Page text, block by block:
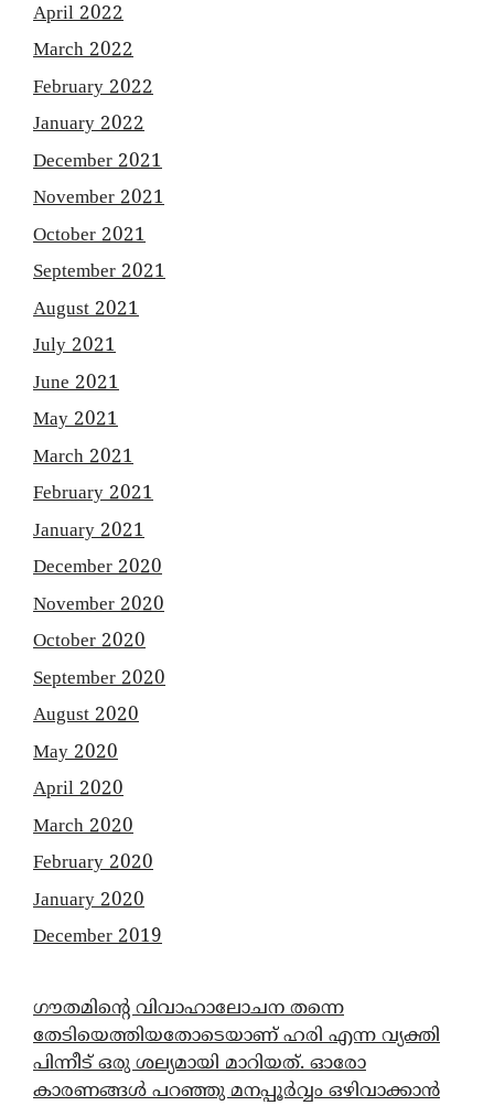
April 2022
March 2022
February 2022
January 2022
December 2021
November 2021
October 2021
September 2021
August 2021
July 2021
June 2021
May 2021
March 2021
February 2021
January 2021
December 2020
November 2020
October 2020
September 2020
August 2020
May 2020
April 2020
March 2020
February 2020
January 2020
December 2019
ഗൗതമിന്റെ വിവാഹാലോചന തന്നെ
തേടിയെത്തിയതോടെയാണ് ഹരി എന്ന വ്യക്തി
പിന്നീട് ഒരു ശല്യമായി മാറിയത്. ഓരോ
കാരണങ്ങൾ പറഞ്ഞു മനപ്പൂർവ്വം ഒഴിവാക്കാൻ